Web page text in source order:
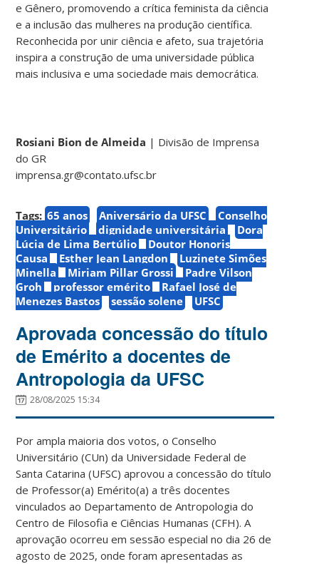
e Gênero, promovendo a crítica feminista da ciência
e a inclusão das mulheres na produção científica.
Reconhecida por unir ciência e afeto, sua trajetória
inspira a construção de uma universidade pública
mais inclusiva e uma sociedade mais democrática.
Rosiani Bion de Almeida | Divisão de Imprensa
do GR
imprensa.gr@contato.ufsc.br
Tags: 65 anos Aniversário da UFSC
Conselho
Universitário
dignidade universitária
Dora
Lúcia de Lima Bertúlio
Doutor Honoris
Causa
Esther Jean Langdon
Luzinete Simões
Minella
Miriam Pillar Grossi
Padre Vilson
Groh
professor emérito
Rafael José de
Menezes Bastos
sessão solene UFSC
Aprovada concessão do título
de Emérito a docentes de
Antropologia da UFSC
28/08/2025 15:34
Por ampla maioria dos votos, o Conselho
Universitário (CUn) da Universidade Federal de
Santa Catarina (UFSC) aprovou a concessão do título
de Professor(a) Emérito(a) a três docentes
vinculados ao Departamento de Antropologia do
Centro de Filosofia e Ciências Humanas (CFH). A
aprovação ocorreu em sessão especial no dia 26 de
agosto de 2025, onde foram apresentadas as